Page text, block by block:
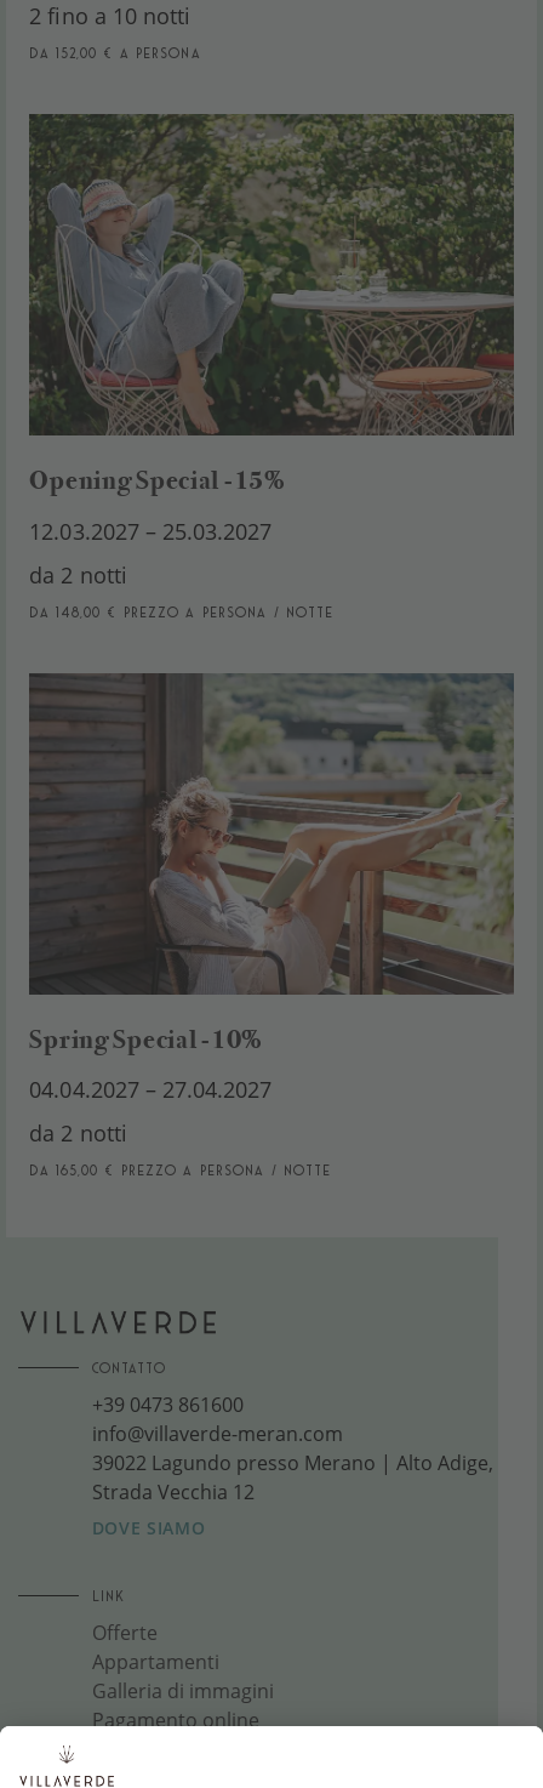
2 fino a 10 notti
da 152,00 € a persona
Opening Special -15%
12.03.2027 – 25.03.2027
da 2 notti
da 148,00 € Prezzo a persona / notte
Spring Special -10%
04.04.2027 – 27.04.2027
da 2 notti
da 165,00 € Prezzo a persona / notte
CONTATTO
+39 0473 861600
info@villaverde-meran.com
39022 Lagundo presso Merano | Alto Adige,
Strada Vecchia 12
DOVE SIAMO
LINK
Offerte
Appartamenti
Galleria di immagini
Pagamento online